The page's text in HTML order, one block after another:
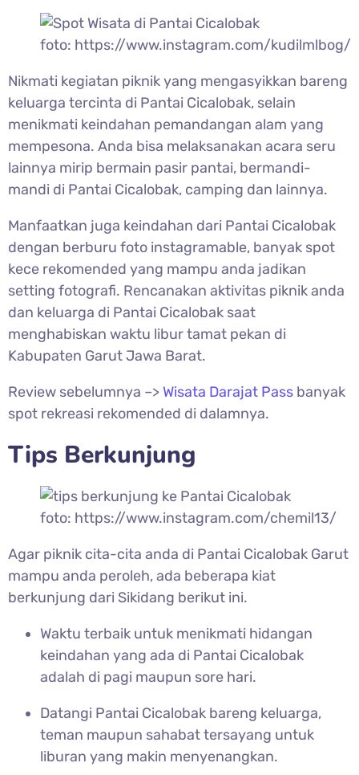
foto: https://www.instagram.com/kudilmlbog/
Nikmati kegiatan piknik yang mengasyikkan bareng
keluarga tercinta di Pantai Cicalobak, selain
menikmati keindahan pemandangan alam yang
mempesona. Anda bisa melaksanakan acara seru
lainnya mirip bermain pasir pantai, bermandi-
mandi di Pantai Cicalobak, camping dan lainnya.
Manfaatkan juga keindahan dari Pantai Cicalobak
dengan berburu foto instagramable, banyak spot
kece rekomended yang mampu anda jadikan
setting fotografi. Rencanakan aktivitas piknik anda
dan keluarga di Pantai Cicalobak saat
menghabiskan waktu libur tamat pekan di
Kabupaten Garut Jawa Barat.
Review sebelumnya –> Wisata Darajat Pass banyak
spot rekreasi rekomended di dalamnya.
Tips Berkunjung
foto: https://www.instagram.com/chemil13/
Agar piknik cita-cita anda di Pantai Cicalobak Garut
mampu anda peroleh, ada beberapa kiat
berkunjung dari Sikidang berikut ini.
Waktu terbaik untuk menikmati hidangan
keindahan yang ada di Pantai Cicalobak
adalah di pagi maupun sore hari.
Datangi Pantai Cicalobak bareng keluarga,
teman maupun sahabat tersayang untuk
liburan yang makin menyenangkan.